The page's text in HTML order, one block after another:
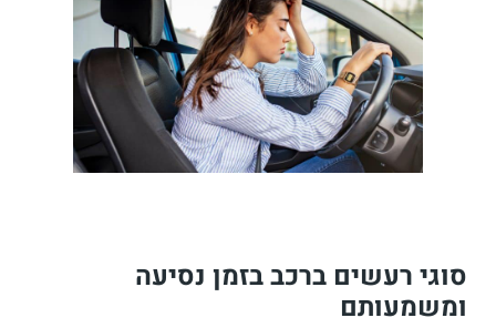
סוגי רעשים ברכב בזמן נסיעה
ומשמעותם